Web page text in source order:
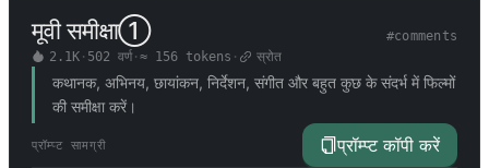
मूवी समीक्षा① #comments
2.1K· 502 वर्ण· ≈ 156tokens · स्रोत
कथानक, अभिनय, छायांकन, निर्देशन, संगीत और बहुत कुछ के संदर्भ में फिल्मों
की समीक्षा करें।
प्रॉम्प्ट सामग्री प्रॉम्प्ट कॉपी करें